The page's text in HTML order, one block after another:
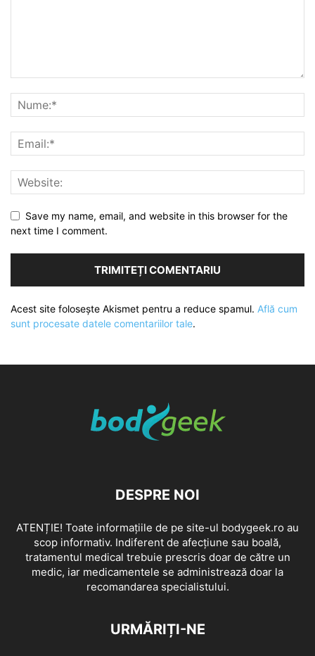
Save my name, email, and website in this browser for the
next time I comment.
Acest site folosește Akismet pentru a reduce spamul. Află cum
sunt procesate datele comentariilor tale.
DESPRE NOI
ATENȚIE! Toate informațiile de pe site-ul bodygeek.ro au
scop informativ. Indiferent de afecțiune sau boală,
tratamentul medical trebuie prescris doar de către un
medic, iar medicamentele se administrează doar la
recomandarea specialistului.
URMĂRIȚI-NE